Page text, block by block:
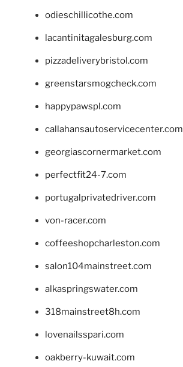
odieschillicothe.com
lacantinitagalesburg.com
pizzadeliverybristol.com
greenstarsmogcheck.com
happypawspl.com
callahansautoservicecenter.com
georgiascornermarket.com
perfectfit24-7.com
portugalprivatedriver.com
von-racer.com
coffeeshopcharleston.com
salon104mainstreet.com
alkaspringswater.com
318mainstreet8h.com
lovenailsspari.com
oakberry-kuwait.com